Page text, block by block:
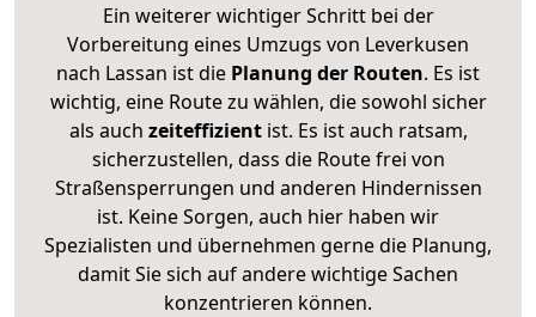
Ein weiterer wichtiger Schritt bei der
Vorbereitung eines Umzugs von Leverkusen
nach Lassan ist die Planung der Routen. Es ist
wichtig, eine Route zu wählen, die sowohl sicher
als auch zeiteffizientist. Es ist auch ratsam,
sicherzustellen, dass die Route frei von
Straßensperrungen und anderen Hindernissen
ist. Keine Sorgen, auch hier haben wir
Spezialisten und übernehmen gerne die Planung,
damit Sie sich auf andere wichtige Sachen
konzentrieren können.